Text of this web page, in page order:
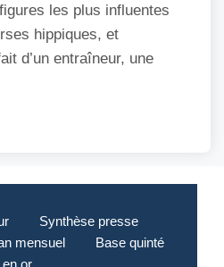
les plus influentes
hippiques, et
d’un entraîneur, une
Synthèse presse
mensuel
Base quinté
en or